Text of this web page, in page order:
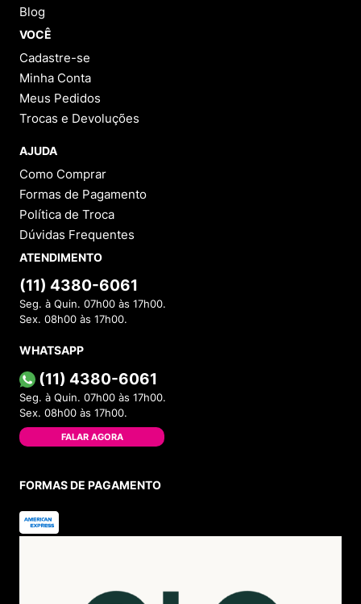
Blog
VOCÊ
Cadastre-se
Minha Conta
Meus Pedidos
Trocas e Devoluções
AJUDA
Como Comprar
Formas de Pagamento
Política de Troca
Dúvidas Frequentes
ATENDIMENTO
(11) 4380-6061
Seg. à Quin. 07h00 às 17h00.
Sex. 08h00 às 17h00.
WHATSAPP
(11) 4380-6061
Seg. à Quin. 07h00 às 17h00.
Sex. 08h00 às 17h00.
FALAR AGORA
FORMAS DE PAGAMENTO